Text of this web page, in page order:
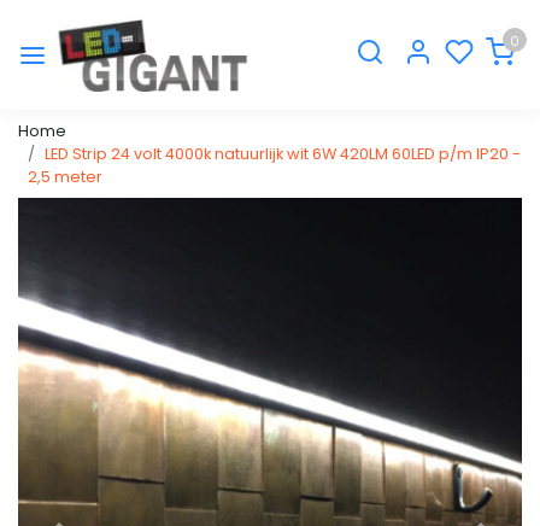
0
Home
LED Strip 24 volt 4000k natuurlijk wit 6W 420LM 60LED p/m IP20 -
2,5 meter